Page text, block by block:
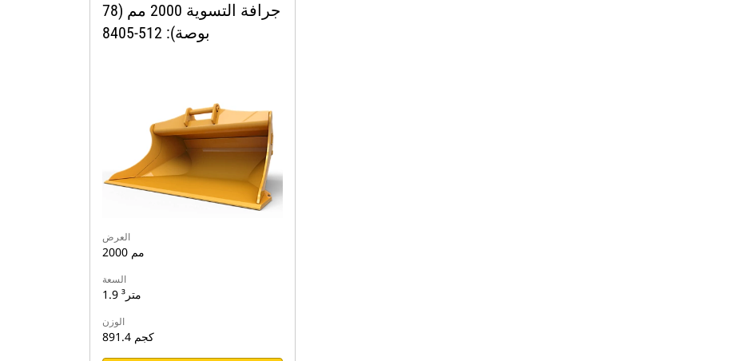
جرافة التسوية 2000 مم (78
بوصة): 512-8405
العرض
2000 مم
السعة
1.9 متر³
الوزن
891.4 كجم